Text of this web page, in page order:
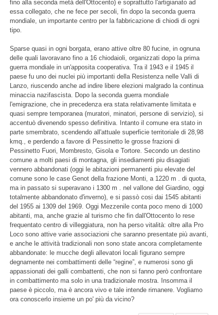
fino alla seconda metà dell'Ottocento) e soprattutto l'artigianato ad
essa collegato, che ne fece per secoli, fin dopo la seconda guerra
mondiale, un importante centro per la fabbricazione di chiodi di ogni
tipo.
Sparse quasi in ogni borgata, erano attive oltre 80 fucine, in ognuna
delle quali lavoravano fino a 16 chiodaioli, organizzati dopo la prima
guerra mondiale in un'apposita cooperativa. Tra il 1943 e il 1945 il
paese fu uno dei nuclei più importanti della Resistenza nelle Valli di
Lanzo, riuscendo anche ad indire libere elezioni malgrado la continua
minaccia nazifascista. Dopo la seconda guerra mondiale
l'emigrazione, che in precedenza era stata relativamente limitata e
quasi sempre temporanea (muratori, minatori, persone di servizio), si
accentuò divenendo spesso definitiva. Intanto il comune era stato in
parte smembrato, scendendo all'attuale superficie territoriale di 28,98
kmq., e perdendo a favore di Pessinetto le grosse frazioni di
Pessinetto Fuori, Mombresto, Gisola e Tortore. Secondo un destino
comune a molti paesi di montagna, gli insediamenti piu disagiati
vennero abbandonati (oggi le abitazioni permanenti piu elevate del
comune sono le case Genot della frazione Monti, a 1220 m . di quota,
ma in passato si superavano i 1300 m . nel vallone del Giardino, oggi
totalmente abbandonato d'inverno), e si passò cosi dai 1545 abitanti
del 1955 ai 1309 del 1969. Oggi Mezzenile conta poco meno di 1000
abitanti, ma, anche grazie al turismo che fin dall'Ottocento lo rese
frequentato centro di villeggiatura, non ha perso vitalità: oltre alla Pro
Loco sono attive varie associazioni che saranno presentate più avanti,
e anche le attività tradizionali non sono state ancora completamente
abbandonate: le mucche degli allevatori locali figurano sempre
degnamente nei combattimenti delle “regine”, e numerosi sono gli
appassionati dei galli combattenti, che non si fanno però confrontare
in combattimento ma solo in una tradizionale mostra. Insomma il
paese è piccolo, ma è ancora vivo e tale intende rimanere. Vogliamo
ora conoscerlo insieme un po' più da vicino?